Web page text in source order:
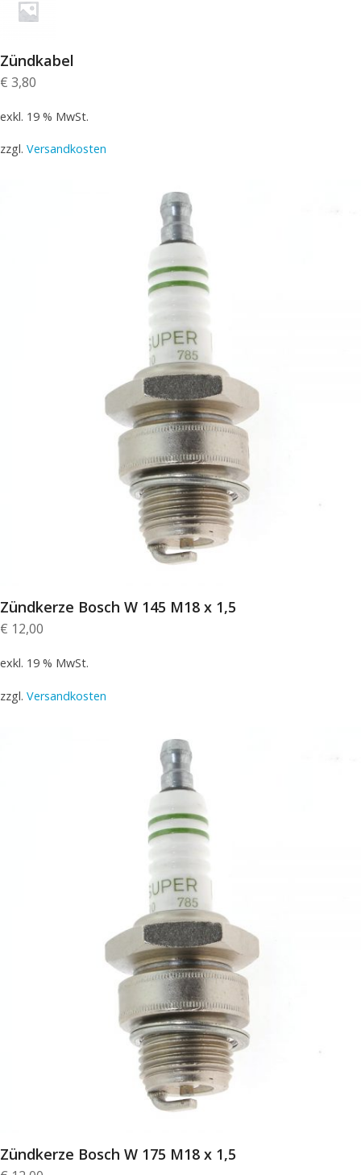
Zündkabel
€ 3,80
exkl. 19 % MwSt.
zzgl. Versandkosten
Zündkerze Bosch W 145 M18 x 1,5
€ 12,00
exkl. 19 % MwSt.
zzgl. Versandkosten
Zündkerze Bosch W 175 M18 x 1,5